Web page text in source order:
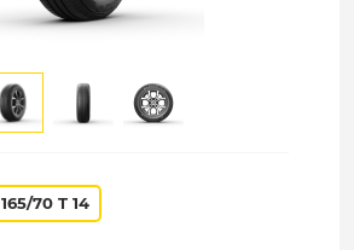
165/70 T 14